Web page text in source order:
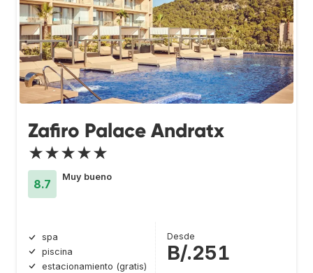
Zafiro Palace Andratx
★★★★★
8.7
Muy bueno
spa
piscina
estacionamiento (gratis)
Desde
B/.251